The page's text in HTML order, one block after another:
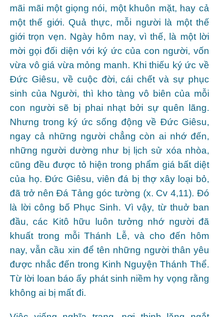
mãi mãi một giọng nói, một khuôn mặt, hay cả
một thế giới. Quả thực, mỗi người là một thế
giới trọn vẹn. Ngày hôm nay, vì thế, là một lời
mời gọi đối diện với ký ức của con người, vốn
vừa vô giá vừa mỏng manh. Khi thiếu ký ức về
Đức Giêsu, về cuộc đời, cái chết và sự phục
sinh của Người, thì kho tàng vô biên của mỗi
con người sẽ bị phai nhạt bởi sự quên lãng.
Nhưng trong ký ức sống động về Đức Giêsu,
ngay cả những người chẳng còn ai nhớ đến,
những người dường như bị lịch sử xóa nhòa,
cũng đều được tỏ hiện trong phẩm giá bất diệt
của họ. Đức Giêsu, viên đá bị thợ xây loại bỏ,
đã trở nên Đá Tảng góc tường (x. Cv 4,11). Đó
là lời công bố Phục Sinh. Vì vậy, từ thuở ban
đầu, các Kitô hữu luôn tưởng nhớ người đã
khuất trong mỗi Thánh Lễ, và cho đến hôm
nay, vẫn cầu xin để tên những người thân yêu
được nhắc đến trong Kinh Nguyện Thánh Thể.
Từ lời loan báo ấy phát sinh niềm hy vọng rằng
không ai bị mất đi.